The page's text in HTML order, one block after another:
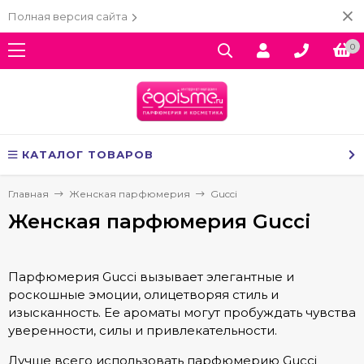
Полная версия сайта
0
КАТАЛОГ ТОВАРОВ
Главная Женская парфюмерия Gucci
Женская парфюмерия Gucci
Парфюмерия Gucci вызывает элегантные и
роскошные эмоции, олицетворяя стиль и
изысканность. Ее ароматы могут пробуждать чувства
уверенности, силы и привлекательности.
Лучше всего использовать парфюмерию Gucci